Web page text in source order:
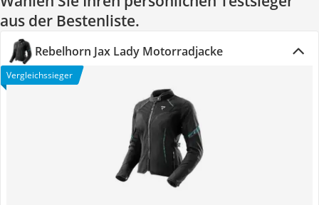
aus der Bestenliste.
Rebelhorn Jax Lady Motorradjacke
Vergleichssieger